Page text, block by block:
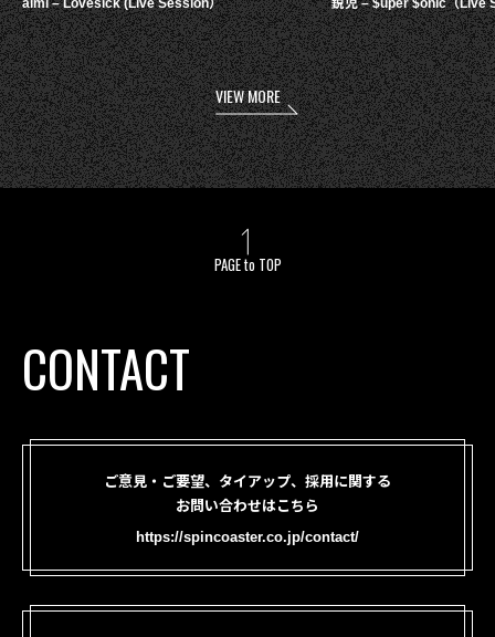
aimi – Lovesick (Live Session） 鋭児 – $uper $onic（Live
VIEW MORE
PAGE to TOP
CONTACT
ご意見・ご要望、タイアップ、採用に関する
お問い合わせはこちら
https://spincoaster.co.jp/contact/